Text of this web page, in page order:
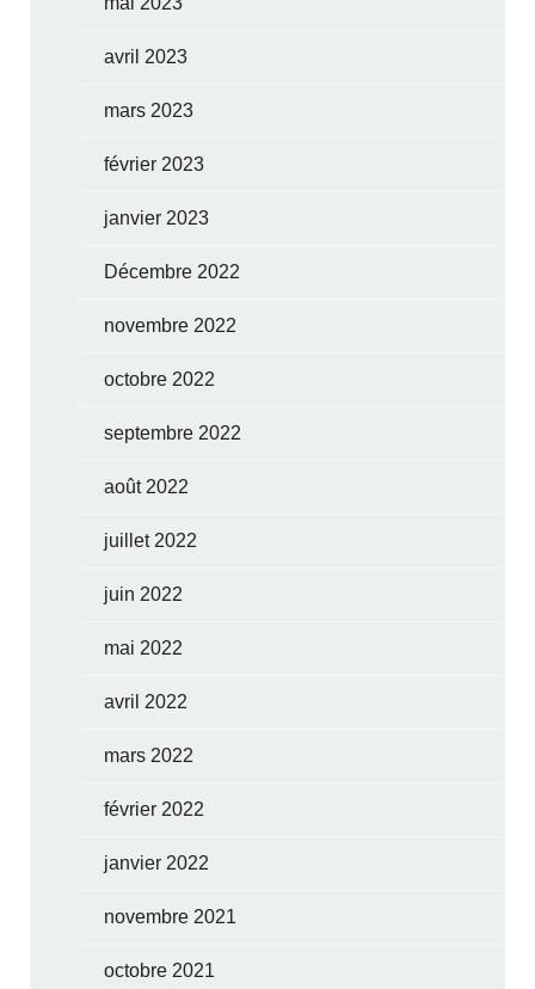
avril 2023
mars 2023
février 2023
janvier 2023
Décembre 2022
novembre 2022
octobre 2022
septembre 2022
août 2022
juillet 2022
juin 2022
mai 2022
avril 2022
mars 2022
février 2022
janvier 2022
novembre 2021
octobre 2021